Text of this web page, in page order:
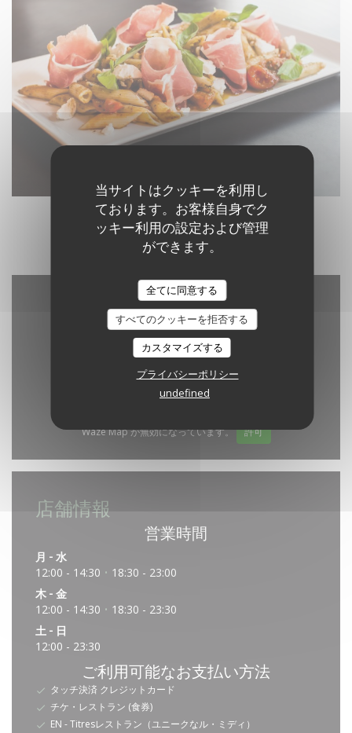
当サイトはクッキーを利用し
ております。お客様自身でク
ッキー利用の設定および管理
ができます。
全てに同意する
すべてのクッキーを拒否する
カスタマイズする
プライバシーポリシー
undefined
Waze Map が無効になっています。 許可
店舗情報
営業時間
月 - 水
12:00 - 14:30 • 18:30 - 23:00
木 - 金
12:00 - 14:30 • 18:30 - 23:30
土 - 日
12:00 - 23:30
ご利用可能なお支払い方法
タッチ決済 クレジットカード
チケ・レストラン (食券)
EN - Titresレストラン（ユニークなル・ミディ）